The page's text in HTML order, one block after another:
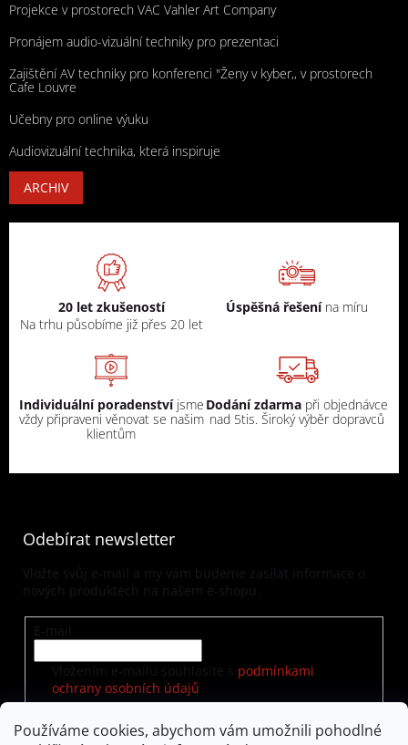
Používáme cookies, abychom vám umožnili pohodlné
Projekce v prostorech VAC Vahler Art Company
Pronájem audio-vizuální techniky pro prezentaci
Zajištění AV techniky pro konferenci "Ženy v kyber,, v prostorech
Cafe Louvre
Učebny pro online výuku
Audiovizuální technika, která inspiruje
ARCHIV
20 let zkušeností
Na trhu působíme již přes 20 let
Úspěšná řešení na míru
Individuální poradenstvíjsme
vždy připraveni věnovat se našim
klientům
Dodání zdarma při objednávce
nad 5tis. Široký výběr dopravců
Odebírat newsletter
Vložte svůj e-mail a my vám budeme zasílat informace o
nových produktech na našem e-shopu.
E-mail
Vložením e-mailu souhlasíte s podmínkami
ochrany osobních údajů